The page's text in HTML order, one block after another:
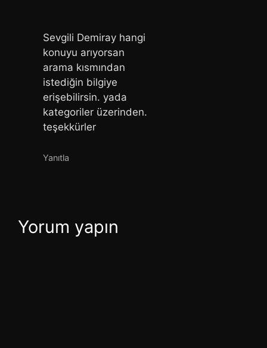
Sevgili Demiray hangi
konuyu arıyorsan
arama kısmından
istediğin bilgiye
erişebilirsin. yada
kategoriler üzerinden.
teşekkürler
Yanıtla
Yorum yapın